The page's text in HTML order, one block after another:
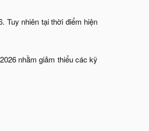
Tuy nhiên tại thời điểm hiện
nhằm giảm thiểu các kỹ